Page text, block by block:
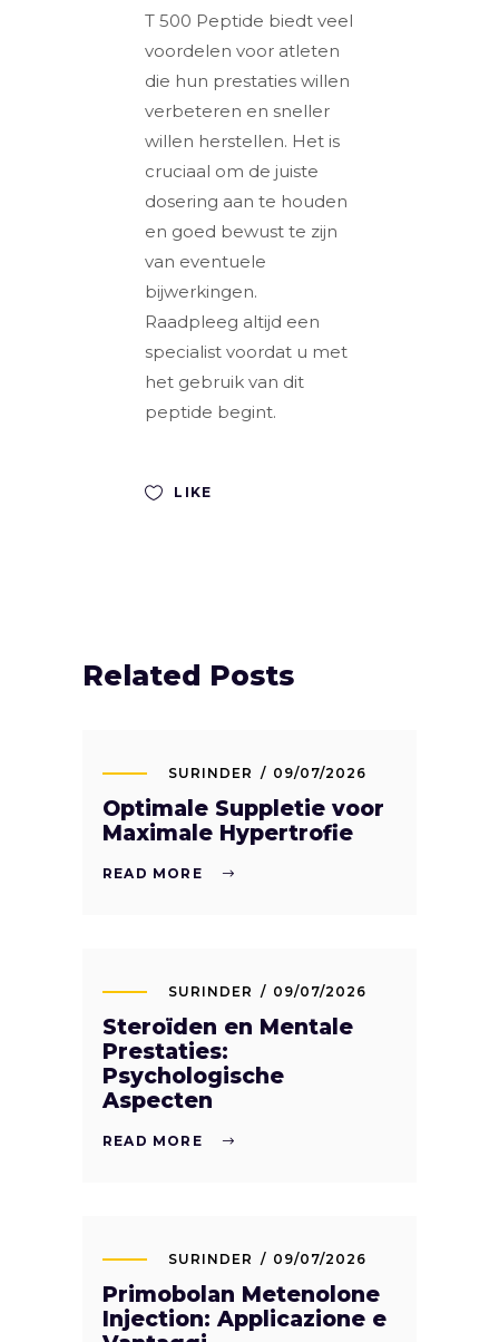
T 500 Peptide biedt veel
voordelen voor atleten
die hun prestaties willen
verbeteren en sneller
willen herstellen. Het is
cruciaal om de juiste
dosering aan te houden
en goed bewust te zijn
van eventuele
bijwerkingen.
Raadpleeg altijd een
specialist voordat u met
het gebruik van dit
peptide begint.
LIKE
Related Posts
SURINDER 09/07/2026
Optimale Suppletie voor
Maximale Hypertrofie
READ MORE
SURINDER 09/07/2026
Steroïden en Mentale
Prestaties:
Psychologische
Aspecten
READ MORE
SURINDER 09/07/2026
Primobolan Metenolone
Injection: Applicazione e